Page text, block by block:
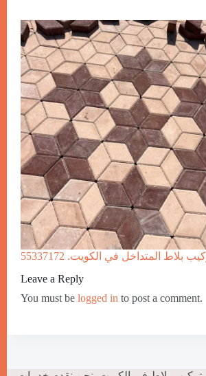
بلاط المتداخل في الكويت. 55337172
Leave a Reply
You must be logged in to post a comment.